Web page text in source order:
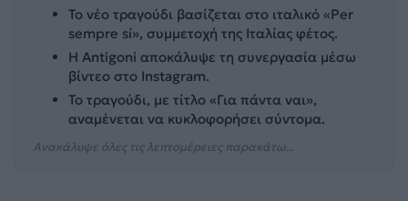
Το νέο τραγούδι βασίζεται στο ιταλικό «Per
sempre sí», συμμετοχή της Ιταλίας φέτος.
Η Antigoni αποκάλυψε τη συνεργασία μέσω
βίντεο στο Instagram.
Το τραγούδι, με τίτλο «Για πάντα ναι»,
αναμένεται να κυκλοφορήσει σύντομα.
Ανακάλυψε όλες τις λεπτομέρειες παρακάτω...